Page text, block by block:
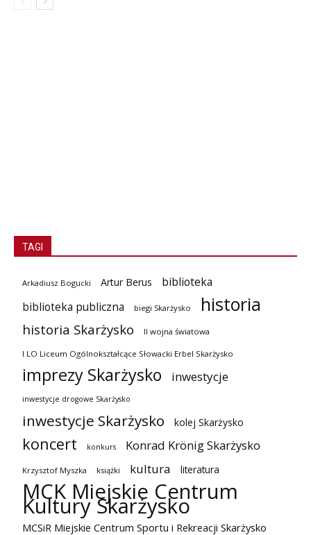
TAGI
Arkadiusz Bogucki Artur Berus
biblioteka
biblioteka publiczna
biegi Skarżysko historia
historia Skarżysko II wojna światowa
I LO Liceum Ogólnokształcące Słowacki Erbel Skarżysko
imprezy Skarżysko inwestycje
inwestycje drogowe Skarżysko
inwestycje Skarżysko kolej Skarżysko
koncert konkurs Konrad Krönig Skarżysko
Krzysztof Myszka książki kultura literatura
MCK Miejskie Centrum
Kultury Skarżysko
MCSiR Miejskie Centrum Sportu i Rekreacji Skarżysko